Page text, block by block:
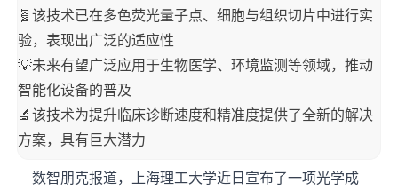
🧬该技术已在多色荧光量子点、细胞与组织切片中进行实
验，表现出广泛的适应性
💡未来有望广泛应用于生物医学、环境监测等领域，推动
智能化设备的普及
🔬该技术为提升临床诊断速度和精准度提供了全新的解决
方案，具有巨大潜力
数智朋克报道，上海理工大学近日宣布了一项光学成